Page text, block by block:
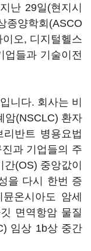
난 29일(현지시
종양학회(ASCO
오, 디지털헬스
업들과 기술이전
니다. 회사는 비
암(NSCLC) 환자
반트 병용요법
과 기업들의 주
(OS) 중앙값이
을 다시 한번 증
온시아도 암세
면역항암 물질
임상 1b상 중간